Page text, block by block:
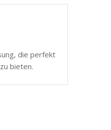
die perfekt
bieten.